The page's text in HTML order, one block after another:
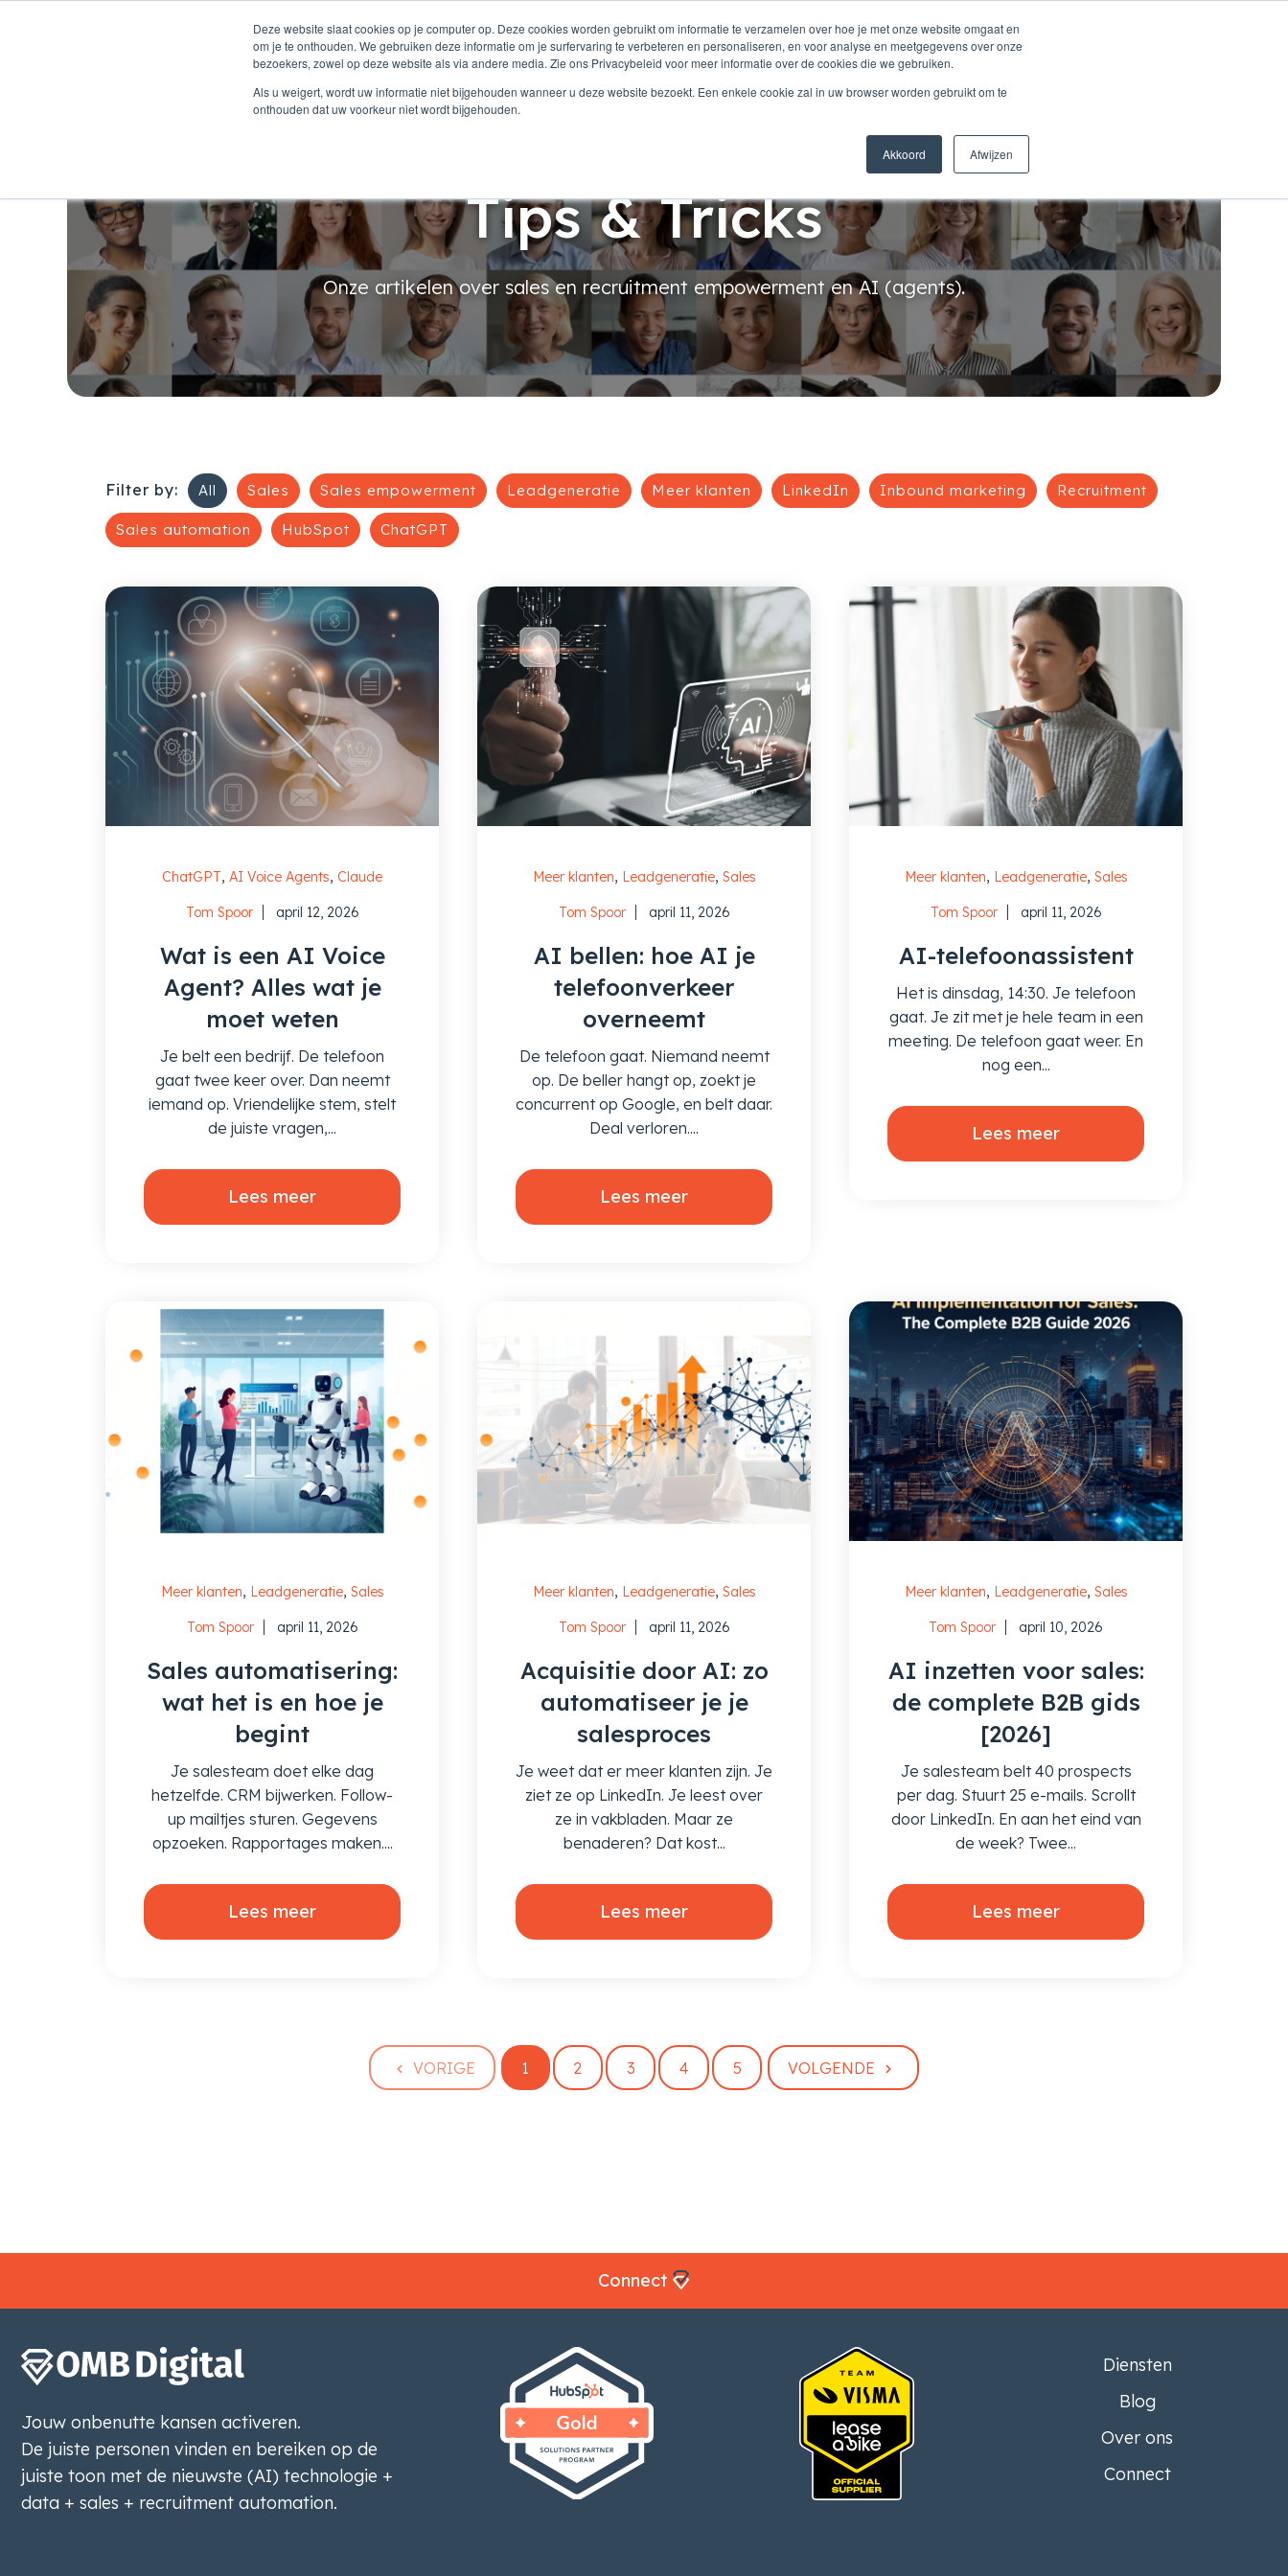
Deze website slaat cookies op je computer op. Deze cookies worden gebruikt om informatie te verzamelen over hoe je met onze website omgaat en
om je te onthouden. We gebruiken deze informatie om je surfervaring te verbeteren en personaliseren, en voor analyse en meetgegevens over onze
bezoekers, zowel op deze website als via andere media. Zie ons Privacybeleid voor meer informatie over de cookies die we gebruiken.
Als u weigert, wordt uw informatie niet bijgehouden wanneer u deze website bezoekt. Een enkele cookie zal in uw browser worden gebruikt om te
onthouden dat uw voorkeur niet wordt bijgehouden.
Akkoord Afwijzen
AI digitale telefoon medewerker Werkwijze Diensten Inspiratie Over ons
Tips & Tricks
Onze artikelen over sales en recruitment empowerment en AI (agents).
Filter by: All Sales Sales empowerment Leadgeneratie Meer klanten LinkedIn Inbound marketing Recruitment
Sales automation HubSpot ChatGPT
ChatGPT, AI Voice Agents, Claude
Tom Spoor april 12, 2026
Wat is een AI Voice
Agent? Alles wat je
moet weten
Je belt een bedrijf. De telefoon
gaat twee keer over. Dan neemt
iemand op. Vriendelijke stem, stelt
de juiste vragen,...
Lees meer
Meer klanten, Leadgeneratie, Sales
Tom Spoor april 11, 2026
AI bellen: hoe AI je
telefoonverkeer
overneemt
De telefoon gaat. Niemand neemt
op. De beller hangt op, zoekt je
concurrent op Google, en belt daar.
Deal verloren....
Lees meer
Meer klanten, Leadgeneratie, Sales
Tom Spoor april 11, 2026
AI-telefoonassistent
Het is dinsdag, 14:30. Je telefoon
gaat. Je zit met je hele team in een
meeting. De telefoon gaat weer. En
nog een...
Lees meer
Meer klanten, Leadgeneratie, Sales
Tom Spoor april 11, 2026
Sales automatisering:
wat het is en hoe je
begint
Je salesteam doet elke dag
hetzelfde. CRM bijwerken. Follow-
up mailtjes sturen. Gegevens
opzoeken. Rapportages maken....
Lees meer
Meer klanten, Leadgeneratie, Sales
Tom Spoor april 11, 2026
Acquisitie door AI: zo
automatiseer je je
salesproces
Je weet dat er meer klanten zijn. Je
ziet ze op LinkedIn. Je leest over
ze in vakbladen. Maar ze
benaderen? Dat kost...
Lees meer
Meer klanten, Leadgeneratie, Sales
Tom Spoor april 10, 2026
AI inzetten voor sales:
de complete B2B gids
[2026]
Je salesteam belt 40 prospects
per dag. Stuurt 25 e-mails. Scrollt
door LinkedIn. En aan het eind van
de week? Twee...
Lees meer
VORIGE 1 2 3 4 5 VOLGENDE
Connect
Jouw onbenutte kansen activeren.
De juiste personen vinden en bereiken op de
juiste toon met de nieuwste (AI) technologie +
data + sales + recruitment automation.
Diensten
Blog
Over ons
Connect